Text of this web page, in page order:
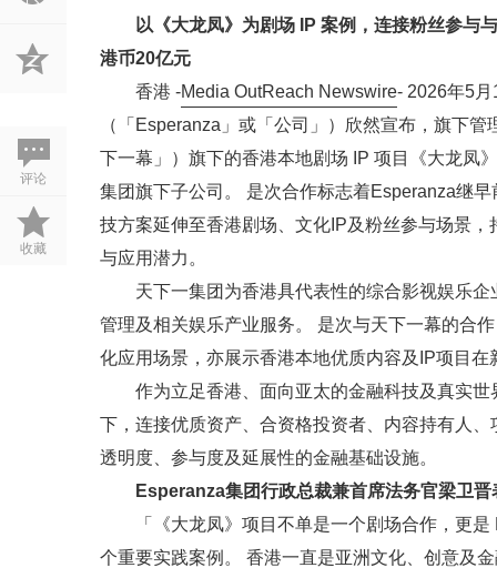
评论
收藏
以《大龙凤》为剧场 IP 案例，连接粉丝参与
港币20亿元
香港 -Media OutReach Newswire- 2026年5
（「Esperanza」或「公司」）欣然宣布，旗下
下一幕」）旗下的香港本地剧场 IP 项目《大龙凤
集团旗下子公司。 是次合作标志着Esperanza继
技方案延伸至香港剧场、文化IP及粉丝参与场景
与应用潜力。
天下一集团为香港具代表性的综合影视娱乐
管理及相关娱乐产业服务。 是次与天下一幕的合
化应用场景，亦展示香港本地优质内容及IP项目
作为立足香港、面向亚太的金融科技及真实
下，连接优质资产、合资格投资者、内容持有人
透明度、参与度及延展性的金融基础设施。
Esperanza集团行政总裁兼首席法务官梁卫晋
「《大龙凤》项目不单是一个剧场合作，更
个重要实践案例。 香港一直是亚洲文化、创意及